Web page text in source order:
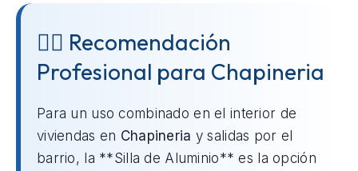
👨‍⚕️ Recomendación
Profesional para Chapineria
Para un uso combinado en el interior de
viviendas en Chapineria y salidas por el
barrio, la **Silla de Aluminio** es la opción